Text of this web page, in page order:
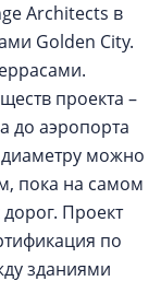
Architects в
Golden City.
проекта –
до аэропорта
можно
пока на самом
Проект
по
зданиями